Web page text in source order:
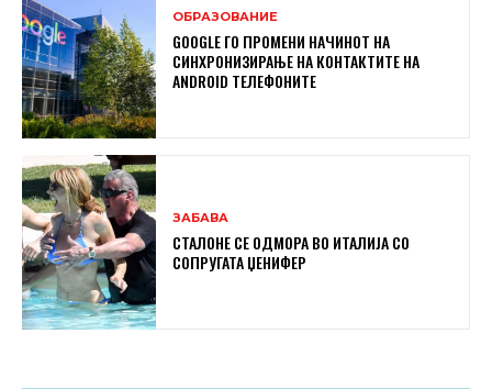
ОБРАЗОВАНИЕ
GOOGLE ГО ПРОМЕНИ НАЧИНОТ НА
СИНХРОНИЗИРАЊЕ НА КОНТАКТИТЕ НА
ANDROID ТЕЛЕФОНИТЕ
ЗАБАВА
СТАЛОНЕ СЕ ОДМОРА ВО ИТАЛИЈА СО
СОПРУГАТА ЏЕНИФЕР